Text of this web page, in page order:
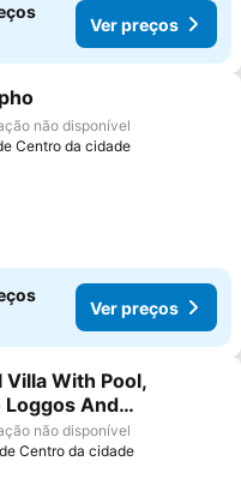
Ver preços
aos favoritos
não disponível
Centro da cidade
Ver preços
aos favoritos
Villa With Pool,
Loggos And
Beach
não disponível
Centro da cidade